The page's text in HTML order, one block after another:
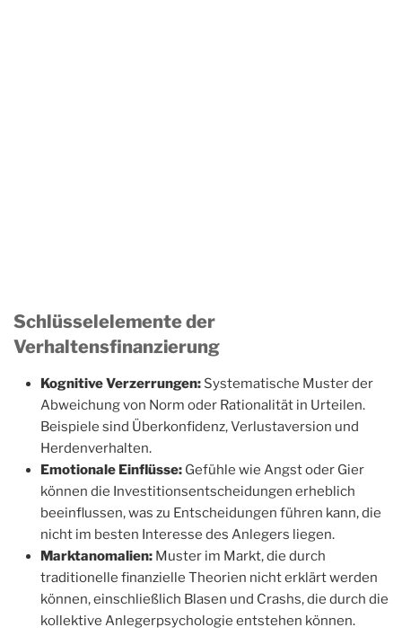
Schlüsselelemente der
Verhaltensfinanzierung
Kognitive Verzerrungen: Systematische Muster der
Abweichung von Norm oder Rationalität in Urteilen.
Beispiele sind Überkonfidenz, Verlustaversion und
Herdenverhalten.
Emotionale Einflüsse: Gefühle wie Angst oder Gier
können die Investitionsentscheidungen erheblich
beeinflussen, was zu Entscheidungen führen kann, die
nicht im besten Interesse des Anlegers liegen.
Marktanomalien: Muster im Markt, die durch
traditionelle finanzielle Theorien nicht erklärt werden
können, einschließlich Blasen und Crashs, die durch die
kollektive Anlegerpsychologie entstehen können.